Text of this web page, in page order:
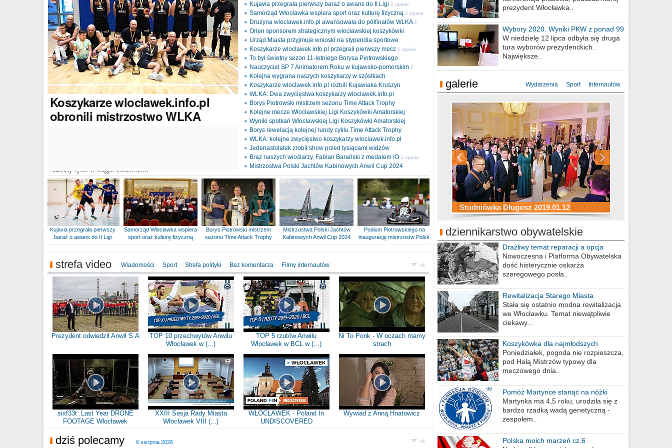
Koszykarzewloclawek.info.pl
obronili mistrzostwo WLKA
Kujavia przegrała pierwszy baraż o awans do II Ligi 2 opinie
Samorząd Włocławka wspiera sport oraz kulturę fizyczną 2 opinie
Drużyna wloclawek.info.pl awansowała do półfinałów WLKA 2
opinie
Orlen sponsorem strategicznym włocławskiej koszykówki
Urząd Miasta przyjmuje wnioski na stypendia sportowe
Koszykarze wloclawek.info.pl przegrali pierwszy mecz 1 opinia
To był świetny sezon 11-letniego Borysa Piotrowskiego
Nauczyciel SP 7 Animatorem Roku w kujawsko-pomorskim 2
opinie
Kolejna wygrana naszych koszykarzy w szóstkach
Koszykarze wloclawek.info.pl rozbili Kujawiaka Kruszyn
WLKA: Dwa zwycięstwa koszykarzy wloclawek.info.pl
Borys Piotrowski mistrzem sezonu Time Attack Trophy
Kolejne mecze Włocławskiej Ligi Koszykówki Amatorskiej
Wyniki spotkań Włocławskiej Ligi Koszykówki Amatorskiej
Borys rewelacją kolejnej rundy cyklu Time Attack Trophy
WLKA: kolejne zwycięstwo koszykarzy wloclawek.info.pl
Jedenastolatek zrobił show przed tysiącami widzów
Brąz naszych wioślarzy. Fabian Barański z medalem IO 1 opinia
Mistrzostwa Polski Jachtów Kabinowych Anwil Cup 2024
Kujavia przegrała pierwszy
baraż o awans do II Ligi
Samorząd Włocławka wspiera
sport oraz kulturę fizyczną
Borys Piotrowski mistrzem
sezonu Time Attack Trophy
Mistrzostwa Polski Jachtów
Kabinowych Anwil Cup 2024
Podium Piotrowskiego na
inaugurację mistrzostw Polski
strefa video Wiadomości Sport Strefa polityki Bez komentarza Filmy internautów
Prezydent odwiedził Anwil S.A
TOP 10 przechwytów Anwilu
Włocławek w (...)
TOP 5 rzutów Anwilu
Włocławek w BCL w (...)
Ni To Ponk - W oczach mamy
strach
sixf33t .Last Year DRONE
FOOTAGE Włocławek
XXIII Sesja Rady Miasta
Włocławek VIII (...)
WŁOCŁAWEK - Poland In
UNDISCOVERED
Wywiad z Anną Hnatowicz
dziś polecamy 6 sierpnia 2026
prezydent Włocławka..
Wybory 2020. Wyniki PKW z ponad 99
procent obwodów
W niedzielę 12 lipca odbyła się druga
tura wyborów prezydenckich.
Największe..
galerie Wydarzenia Sport Internautów
Studniówka Długosz 2019.01.12
ZS Budowlanych 2019.01.12
Studniówka LZK 2019.01.11
Studniówka Kopernik 2019.01.11
Studniówka LMK 2019.01.05
Studniówka ZS Ekonomicznych
2019.01.05
dziennikarstwo obywatelskie
Drażliwy temat reparacji a opcja
berlińska
Nowoczesna i Platforma Obywatelska
dość histerycznie oskarża
szeregowego posła..
Rewitalizacja Starego Miasta
Stała się ostatnio modna rewitalizacja
we Włocławku. Temat niewątpliwie
ciekawy...
Koszykówka dla najmłodszych
Poniedziałek, pogoda nie rozpieszcza,
pod Halą Mistrzów typowy dla
meczowego dnia..
Pomóż Martynce stanąć na nóżki
Martynka ma 4,5 roku, urodziła się z
bardzo rzadką wadą genetyczną -
zespołem..
Polska moich marzeń cz.6